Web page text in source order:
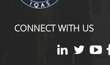
CONNECT WITH US